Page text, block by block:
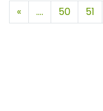
« .... 50 51